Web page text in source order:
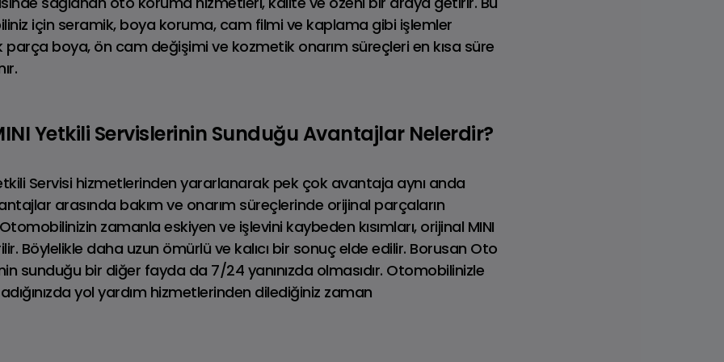
için seramik, boya koruma, cam filmi ve kaplama gibi işlemler
parça boya, ön cam değişimi ve kozmetik onarım süreçleri en kısa süre
Yetkili Servislerinin Sunduğu Avantajlar Nelerdir?
Servisi hizmetlerinden yararlanarak pek çok avantaja aynı anda
arasında bakım ve onarım süreçlerinde orijinal parçaların
Otomobilinizin zamanla eskiyen ve işlevini kaybeden kısımları, orijinal MINI
Böylelikle daha uzun ömürlü ve kalıcı bir sonuç elde edilir. Borusan Oto
sunduğu bir diğer fayda da 7/24 yanınızda olmasıdır. Otomobilinizle
yol yardım hizmetlerinden dilediğiniz zaman